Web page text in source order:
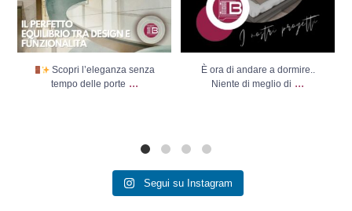
Scopri l’eleganza senza
tempo delle porte ...
È ora di andare a dormire..
Niente di meglio di ...
Segui su Instagram